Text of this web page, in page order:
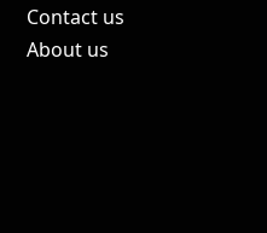
Contact us
About us